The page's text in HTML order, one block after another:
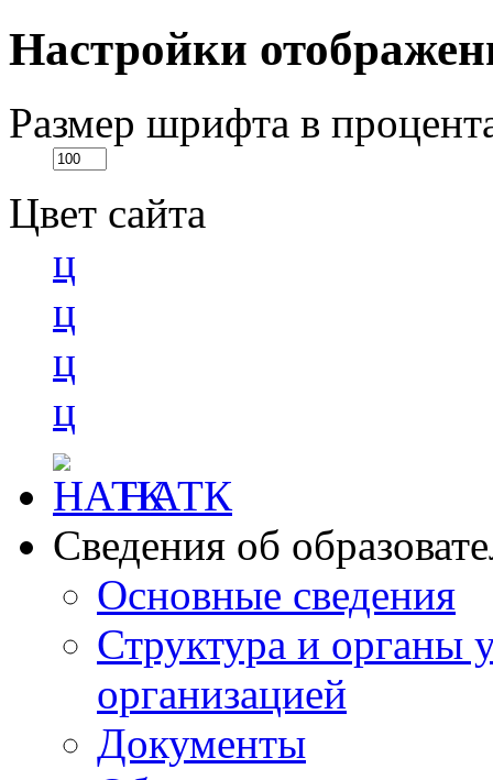
Настройки
Размер шрифта в
Цвет сайта
ц
ц
ц
ц
НАТК
Сведения об
Основные сведения
Структура и органы
организацией
Документы